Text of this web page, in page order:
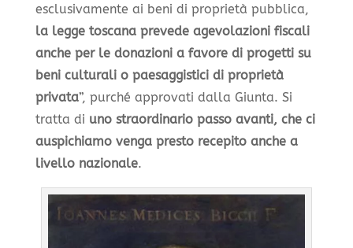
esclusivamente ai beni di proprietà pubblica,
la legge toscana prevede agevolazioni fiscali
anche per le donazioni a favore di progetti su
beni culturali o paesaggistici di proprietà
privata”, purché approvati dalla Giunta. Si
tratta di uno straordinario passo avanti, che ci
auspichiamo venga presto recepito anche a
livello nazionale.